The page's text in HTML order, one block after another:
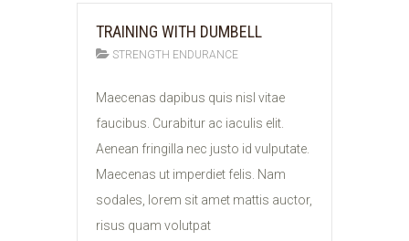
TRAINING WITH DUMBELL
STRENGTH ENDURANCE
10
FEB
Maecenas dapibus quis nisl vitae
faucibus. Curabitur ac iaculis elit.
Aenean fringilla nec justo id vulputate.
Maecenas ut imperdiet felis. Nam
sodales, lorem sit amet mattis auctor,
risus quam volutpat